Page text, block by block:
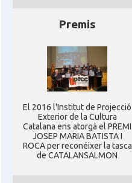
Premis
El 2016 l'Institut de Projecció
Exterior de la Cultura
Catalana ens atorgà el PREMI
JOSEP MARIA BATISTA I
ROCA per reconéixer la tasca
de CATALANSALMON